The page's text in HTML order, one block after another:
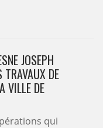
JOSEPH
TRAVAUX DE
VILLE DE
qui